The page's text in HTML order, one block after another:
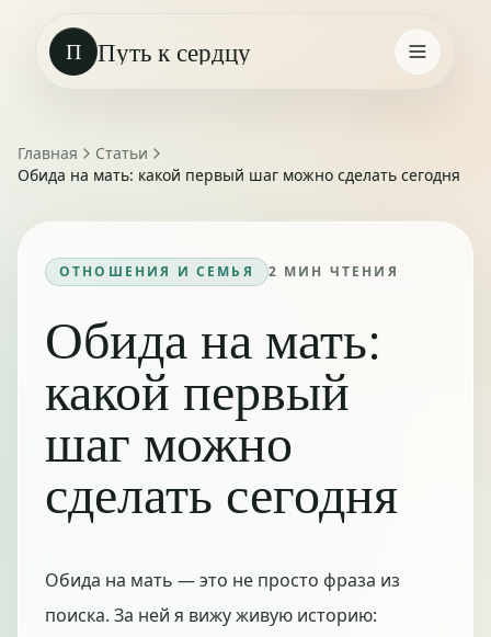
П Путь к сердцу
Главная
Статьи
Обида на мать: какой первый шаг можно сделать сегодня
ОТНОШЕНИЯ И СЕМЬЯ 2 МИН ЧТЕНИЯ
Обида на мать:
какой первый
шаг можно
сделать сегодня
Обида на мать — это не просто фраза из
поиска. За ней я вижу живую историю: